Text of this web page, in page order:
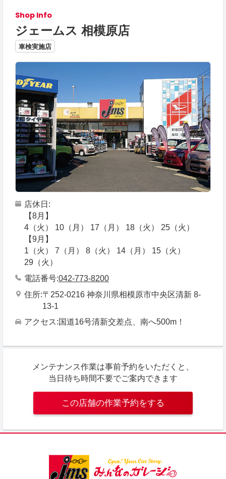
Shop Info
ジェームス 相模原店
車検実施店
店休日
【8月】
4（火） 10（月） 17（月） 18（火） 25（火）
【9月】
1（火） 7（月） 8（火） 14（月） 15（火）
29（火）
電話番号 042-773-8200
住所 〒252-0216 神奈川県相模原市中央区清新 8-
13-1
アクセス 国道16号清新交差点、南へ500m！
メンテナンス作業は事前予約をいただくと、
当日待ち時間不要でご案内できます
この店舗の作業予約をする